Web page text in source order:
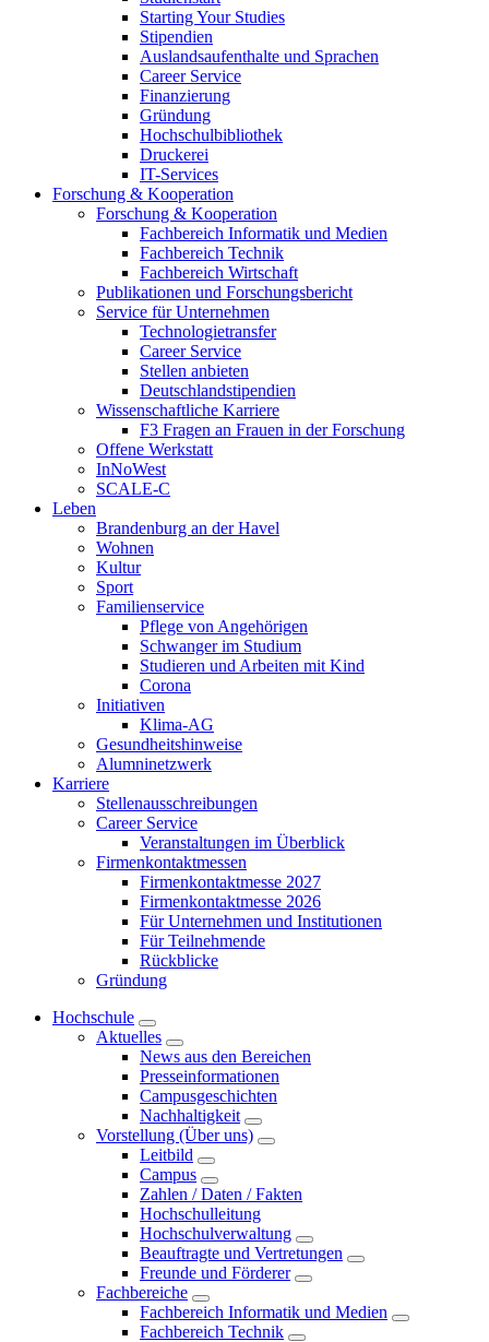
Starting Your Studies
Stipendien
Auslandsaufenthalte und Sprachen
Career Service
Finanzierung
Gründung
Hochschulbibliothek
Druckerei
IT-Services
Forschung & Kooperation
Forschung & Kooperation
Fachbereich Informatik und Medien
Fachbereich Technik
Fachbereich Wirtschaft
Publikationen und Forschungsbericht
Service für Unternehmen
Technologietransfer
Career Service
Stellen anbieten
Deutschlandstipendien
Wissenschaftliche Karriere
F3 Fragen an Frauen in der Forschung
Offene Werkstatt
InNoWest
SCALE-C
Leben
Brandenburg an der Havel
Wohnen
Kultur
Sport
Familienservice
Pflege von Angehörigen
Schwanger im Studium
Studieren und Arbeiten mit Kind
Corona
Initiativen
Klima-AG
Gesundheitshinweise
Alumninetzwerk
Karriere
Stellenausschreibungen
Career Service
Veranstaltungen im Überblick
Firmenkontaktmessen
Firmenkontaktmesse 2027
Firmenkontaktmesse 2026
Für Unternehmen und Institutionen
Für Teilnehmende
Rückblicke
Gründung
Hochschule
Aktuelles
News aus den Bereichen
Presseinformationen
Campusgeschichten
Nachhaltigkeit
Vorstellung (Über uns)
Leitbild
Campus
Zahlen / Daten / Fakten
Hochschulleitung
Hochschulverwaltung
Beauftragte und Vertretungen
Freunde und Förderer
Fachbereiche
Fachbereich Informatik und Medien
Fachbereich Technik